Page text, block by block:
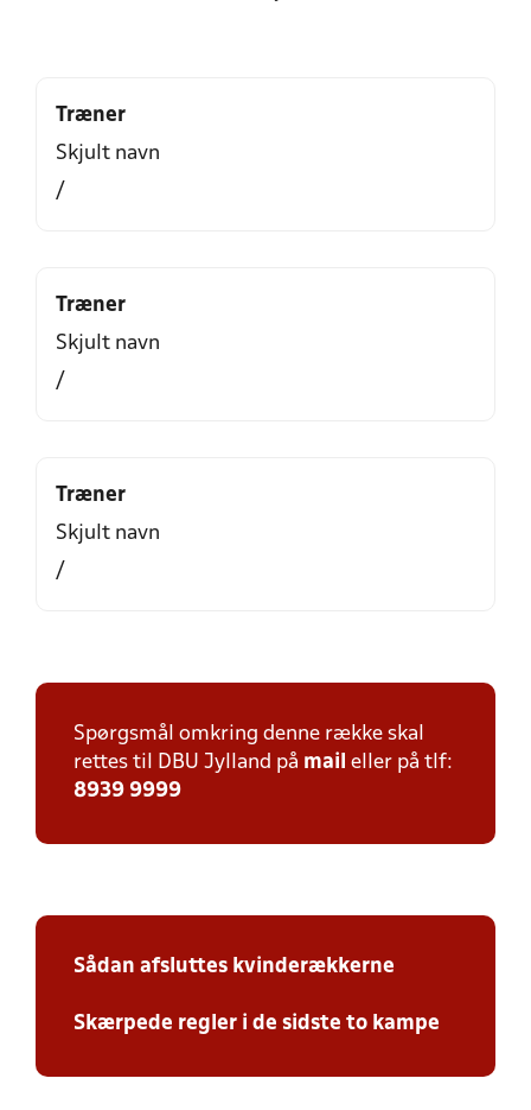
Træner
Skjult navn
/
Træner
Skjult navn
/
Træner
Skjult navn
/
Spørgsmål omkring denne række skal
rettes til DBU Jylland på mail eller på tlf:
8939 9999
Sådan afsluttes kvinderækkerne
Skærpede regler i de sidste to kampe